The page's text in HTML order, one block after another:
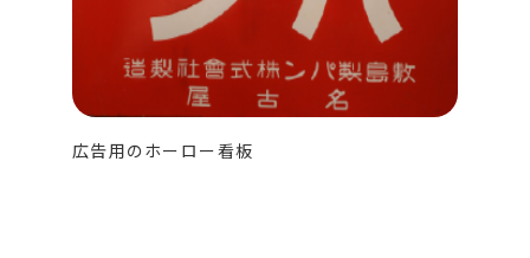
広告用のホーロー看板